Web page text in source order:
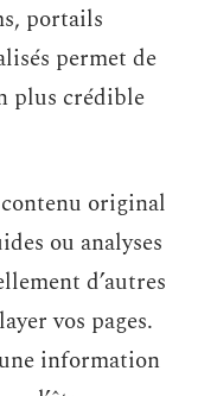
portails
permet de
plus crédible
original
ou analyses
d’autres
vos pages.
information